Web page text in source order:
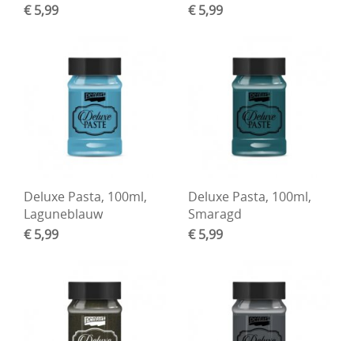
€ 5,99
€ 5,99
Deluxe Pasta, 100ml,
Laguneblauw
€ 5,99
Deluxe Pasta, 100ml,
Smaragd
€ 5,99